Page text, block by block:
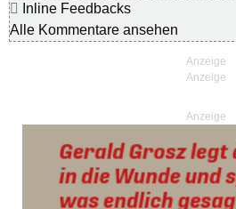
Inline Feedbacks
Alle Kommentare ansehen
Anzeige